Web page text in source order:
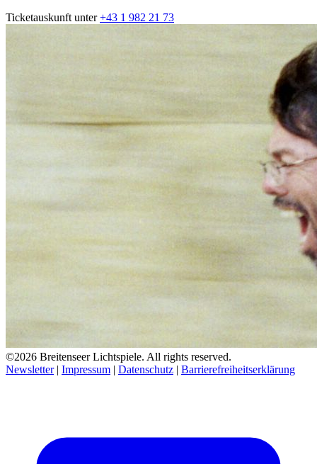
Ticketauskunft unter+43 1 982 21 73
©2026 Breitenseer Lichtspiele. All rights reserved.
Newsletter| Impressum | Datenschutz | Barrierefreiheitserklärung